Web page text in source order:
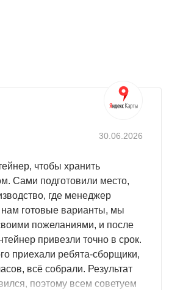
30.06.2026
чтобы хранить
Сами подготовили место,
где менеджер
нам готовые варианты, мы
пожеланиями, и после
привезли точно в срок.
приехали ребята-сборщики,
всё собрали. Результат
поэтому всем советуем